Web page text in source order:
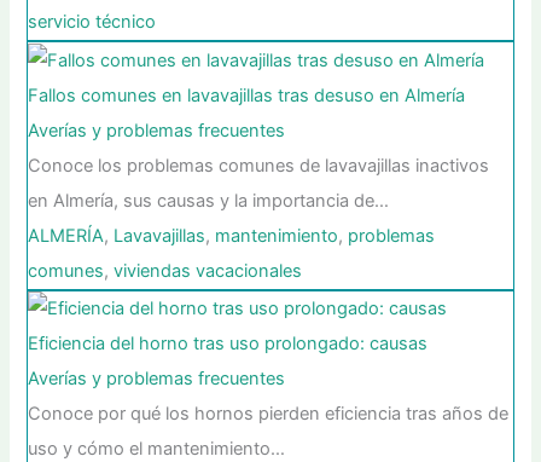
servicio técnico
Fallos comunes en lavavajillas tras desuso en Almería
Averías y problemas frecuentes
Conoce los problemas comunes de lavavajillas inactivos
en Almería, sus causas y la importancia de…
ALMERÍA, Lavavajillas, mantenimiento, problemas
comunes,viviendas vacacionales
Eficiencia del horno tras uso prolongado: causas
Averías y problemas frecuentes
Conoce por qué los hornos pierden eficiencia tras años de
uso y cómo el mantenimiento…